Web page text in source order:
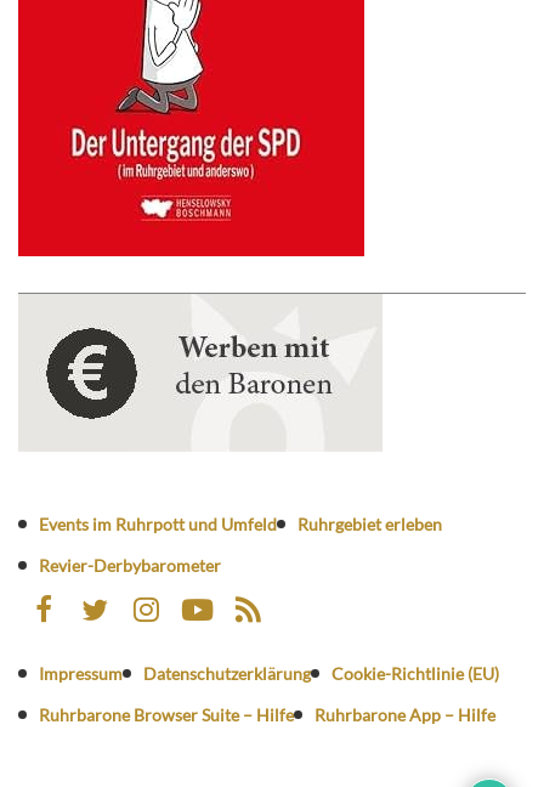
Events im Ruhrpott und Umfeld
Ruhrgebiet erleben
Revier-Derbybarometer
Impressum Datenschutzerklärung
Cookie-Richtlinie (EU)
Ruhrbarone Browser Suite – Hilfe
Ruhrbarone App – Hilfe